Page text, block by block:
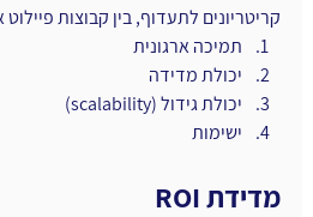
קריטריונים לתעדוף, בין קבוצות
תמיכה ארגונית
יכולת מדידה
יכולת גידול (scalability)
ישימות
מדידת ROI